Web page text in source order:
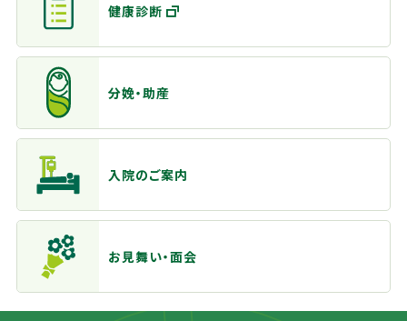
健康診断
分娩・助産
入院のご案内
お見舞い・面会